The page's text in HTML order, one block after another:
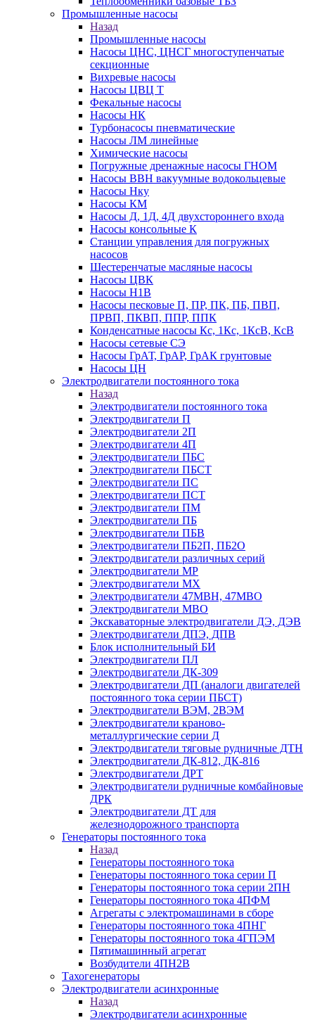
Промышленные насосы
Назад
Промышленные насосы
Насосы ЦНС, ЦНСГ многоступенчатые
секционные
Вихревые насосы
Насосы ЦВЦ Т
Фекальные насосы
Насосы НК
Турбонасосы пневматические
Насосы ЛМ линейные
Химические насосы
Погружные дренажные насосы ГНОМ
Насосы ВВН вакуумные водокольцевые
Насосы Нку
Насосы КМ
Насосы Д, 1Д, 4Д двухстороннего входа
Насосы консольные К
Станции управления для погружных
насосов
Шестеренчатые масляные насосы
Насосы ЦВК
Насосы Н1В
Насосы песковые П, ПР, ПК, ПБ, ПВП,
ПРВП, ПКВП, ППР, ППК
Конденсатные насосы Кс, 1Кс, 1КсВ, КсВ
Насосы сетевые СЭ
Насосы ГрАТ, ГрАР, ГрАК грунтовые
Насосы ЦН
Электродвигатели постоянного тока
Назад
Электродвигатели постоянного тока
Электродвигатели П
Электродвигатели 2П
Электродвигатели 4П
Электродвигатели ПБС
Электродвигатели ПБСТ
Электродвигатели ПС
Электродвигатели ПСТ
Электродвигатели ПМ
Электродвигатели ПБ
Электродвигатели ПБВ
Электродвигатели ПБ2П, ПБ2О
Электродвигатели различных серий
Электродвигатели МР
Электродвигатели MX
Электродвигатели 47MBH, 47МВО
Электродвигатели MBO
Экскаваторные электродвигатели ДЭ, ДЭВ
Электродвигатели ДПЭ, ДПВ
Блок исполнительный БИ
Электродвигатели ПЛ
Электродвигатели ДК-309
Электродвигатели ДП (аналоги двигателей
постоянного тока серии ПБСТ)
Электродвигатели ВЭМ, 2ВЭМ
Электродвигатели краново-
металлургические серии Д
Электродвигатели тяговые рудничные ДТН
Электродвигатели ДК-812, ДК-816
Электродвигатели ДРТ
Электродвигатели рудничные комбайновые
ДРК
Электродвигатели ДТ для
железнодорожного транспорта
Генераторы постоянного тока
Назад
Генераторы постоянного тока
Генераторы постоянного тока серии П
Генераторы постоянного тока серии 2ПН
Генераторы постоянного тока 4ПФМ
Агрегаты с электромашинами в сборе
Генераторы постоянного тока 4ПНГ
Генераторы постоянного тока 4ГПЭМ
Пятимашинный агрегат
Возбудители 4ПН2В
Тахогенераторы
Электродвигатели асинхронные
Назад
Электродвигатели асинхронные